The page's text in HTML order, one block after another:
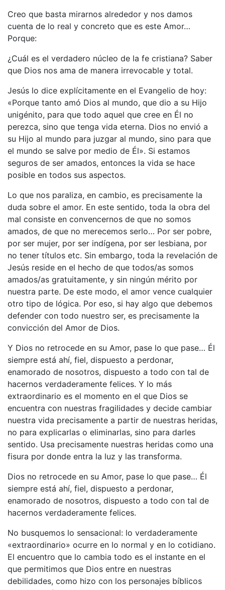
Creo que basta mirarnos alrededor y nos damos
cuenta de lo real y concreto que es este Amor…
Porque:
¿Cuál es el verdadero núcleo de la fe cristiana? Saber
que Dios nos ama de manera irrevocable y total.
Jesús lo dice explícitamente en el Evangelio de hoy:
«Porque tanto amó Dios al mundo, que dio a su Hijo
unigénito, para que todo aquel que cree en Él no
perezca, sino que tenga vida eterna. Dios no envió a
su Hijo al mundo para juzgar al mundo, sino para que
el mundo se salve por medio de Él». Si estamos
seguros de ser amados, entonces la vida se hace
posible en todos sus aspectos.
Lo que nos paraliza, en cambio, es precisamente la
duda sobre el amor. En este sentido, toda la obra del
mal consiste en convencernos de que no somos
amados, de que no merecemos serlo… Por ser pobre,
por ser mujer, por ser indígena, por ser lesbiana, por
no tener títulos etc. Sin embargo, toda la revelación de
Jesús reside en el hecho de que todos/as somos
amados/as gratuitamente, y sin ningún mérito por
nuestra parte. De este modo, el amor vence cualquier
otro tipo de lógica. Por eso, si hay algo que debemos
defender con todo nuestro ser, es precisamente la
convicción del Amor de Dios.
Y Dios no retrocede en su Amor, pase lo que pase… Él
siempre está ahí, fiel, dispuesto a perdonar,
enamorado de nosotros, dispuesto a todo con tal de
hacernos verdaderamente felices. Y lo más
extraordinario es el momento en el que Dios se
encuentra con nuestras fragilidades y decide cambiar
nuestra vida precisamente a partir de nuestras heridas,
no para explicarlas o eliminarlas, sino para darles
sentido. Usa precisamente nuestras heridas como una
fisura por donde entra la luz y las transforma.
Dios no retrocede en su Amor, pase lo que pase… Él
siempre está ahí, fiel, dispuesto a perdonar,
enamorado de nosotros, dispuesto a todo con tal de
hacernos verdaderamente felices.
No busquemos lo sensacional: lo verdaderamente
«extraordinario» ocurre en lo normal y en lo cotidiano.
El encuentro que lo cambia todo es el instante en el
que permitimos que Dios entre en nuestras
debilidades, como hizo con los personajes bíblicos